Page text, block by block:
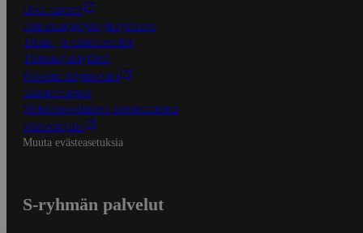
Oiva-raportit
Osuuskauppojen yhteystiedot
Tilaus- ja toimitusehdot
Tietosuojakäytäntö
Palvelun käyttöehdot
Saavutettavuus
Mobiilisovelluksen saavutettavuus
Mainostajalle
Muuta evästeasetuksia
S-ryhmän palvelut